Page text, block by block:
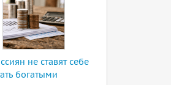
не ставят себе
богатыми